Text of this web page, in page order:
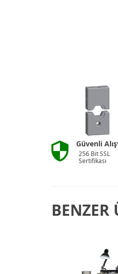
Güvenli
256 Bit SSL
Sertifikası
BENZER